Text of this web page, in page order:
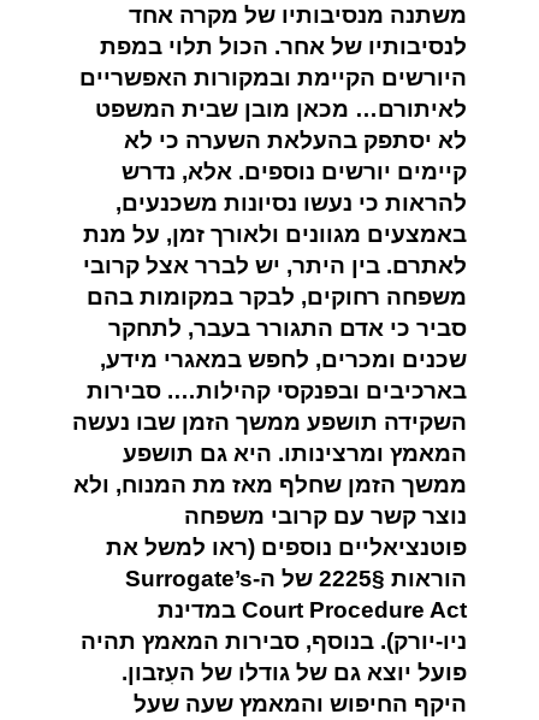
משתנה מנסיבותיו של מקרה אחד
לנסיבותיו של אחר. הכול תלוי במפת
היורשים הקיימת ובמקורות האפשריים
לאיתורם… מכאן מובן שבית המשפט
לא יסתפק בהעלאת השערה כי לא
קיימים יורשים נוספים. אלא, נדרש
להראות כי נעשו נסיונות משכנעים,
באמצעים מגוונים ולאורך זמן, על מנת
לאתרם. בין היתר, יש לברר אצל קרובי
משפחה רחוקים, לבקר במקומות בהם
סביר כי אדם התגורר בעבר, לתחקר
שכנים ומכרים, לחפש במאגרי מידע,
בארכיבים ובפנקסי קהילות…. סבירות
השקידה תושפע ממשך הזמן שבו נעשה
המאמץ ומרצינותו. היא גם תושפע
ממשך הזמן שחלף מאז מת המנוח, ולא
נוצר קשר עם קרובי משפחה
פוטנציאליים נוספים (ראו למשל את
הוראות §2225 של ה-Surrogate’s
Court Procedure Act במדינת
ניו-יורק). בנוסף, סבירות המאמץ תהיה
פועל יוצא גם של גודלו של העִזבון.
היקף החיפוש והמאמץ שעה שעל